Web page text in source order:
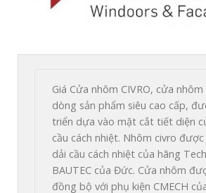
Giá Cửa nhôm CIVRO, cửa nhôm
dòng sản phẩm siêu cao cấp,
triển dựa vào mặt cắt tiết diện
cầu cách nhiệt. Nhôm civro
dải cầu cách nhiệt của hãng
BAUTEC của Đức. Cửa nhôm
đồng bộ với phụ kiện CMECH